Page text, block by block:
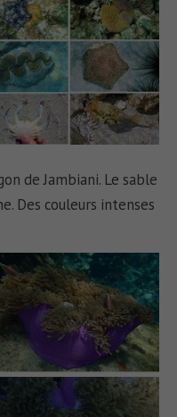
de Jambiani. Le sable
Des couleurs intenses